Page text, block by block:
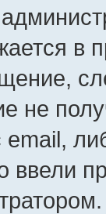
в
не
ввели